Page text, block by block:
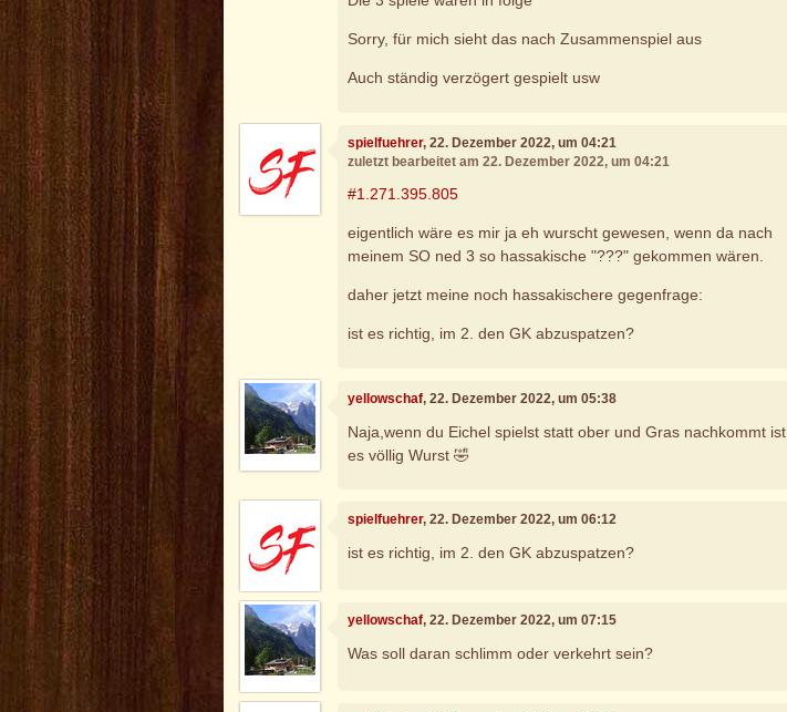
Sorry, für mich sieht das nach Zusammenspiel aus
Auch ständig verzögert gespielt usw
spielfuehrer, 22. Dezember 2022, um 04:21
zuletzt bearbeitet am 22. Dezember 2022, um 04:21
#1.271.395.805
eigentlich wäre es mir ja eh wurscht gewesen, wenn da nach
meinem SO ned 3 so hassakische "???" gekommen wären.
daher jetzt meine noch hassakischere gegenfrage:
ist es richtig, im 2. den GK abzuspatzen?
yellowschaf, 22. Dezember 2022, um 05:38
Naja,wenn du Eichel spielst statt ober und Gras nachkommt ist
es völlig Wurst 🤣
spielfuehrer, 22. Dezember 2022, um 06:12
ist es richtig, im 2. den GK abzuspatzen?
yellowschaf, 22. Dezember 2022, um 07:15
Was soll daran schlimm oder verkehrt sein?